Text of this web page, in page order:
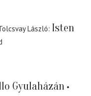
László Isten
Gyulaházán